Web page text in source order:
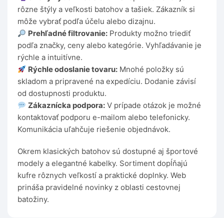
rôzne štýly a veľkosti batohov a tašiek. Zákazník si
môže vybrať podľa účelu alebo dizajnu.
Prehľadné filtrovanie: Produkty možno triediť
podľa značky, ceny alebo kategórie. Vyhľadávanie je
rýchle a intuitívne.
Rýchle odoslanie tovaru: Mnohé položky sú
skladom a pripravené na expedíciu. Dodanie závisí
od dostupnosti produktu.
Zákaznícka podpora: V prípade otázok je možné
kontaktovať podporu e-mailom alebo telefonicky.
Komunikácia uľahčuje riešenie objednávok.
Okrem klasických batohov sú dostupné aj športové
modely a elegantné kabelky. Sortiment dopĺňajú
kufre rôznych veľkostí a praktické doplnky. Web
prináša pravidelné novinky z oblasti cestovnej
batožiny.